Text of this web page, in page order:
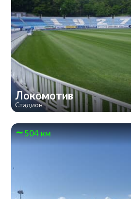
Локомотив
Стадион
504 км